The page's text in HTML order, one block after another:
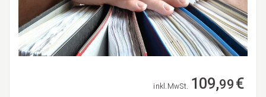
inkl. MwSt. 109,99€